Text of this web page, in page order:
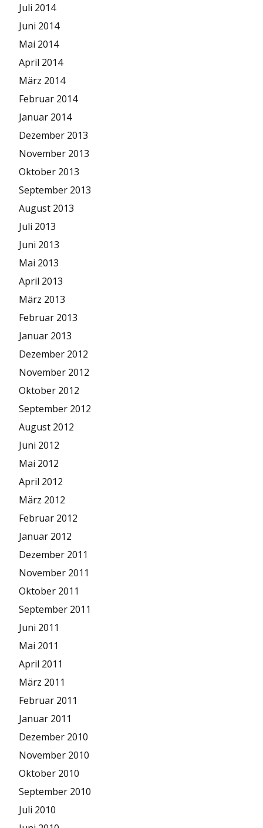
Juli 2014
Juni 2014
Mai 2014
April 2014
März 2014
Februar 2014
Januar 2014
Dezember 2013
November 2013
Oktober 2013
September 2013
August 2013
Juli 2013
Juni 2013
Mai 2013
April 2013
März 2013
Februar 2013
Januar 2013
Dezember 2012
November 2012
Oktober 2012
September 2012
August 2012
Juni 2012
Mai 2012
April 2012
März 2012
Februar 2012
Januar 2012
Dezember 2011
November 2011
Oktober 2011
September 2011
Juni 2011
Mai 2011
April 2011
März 2011
Februar 2011
Januar 2011
Dezember 2010
November 2010
Oktober 2010
September 2010
Juli 2010